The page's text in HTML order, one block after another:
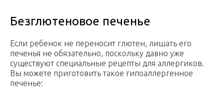
Безглютеновое печенье
Если ребенок не переносит глютен, лишать его
печенья не обязательно, поскольку давно уже
существуют специальные рецепты для аллергиков.
Вы можете приготовить такое гипоаллергенное
печенье: